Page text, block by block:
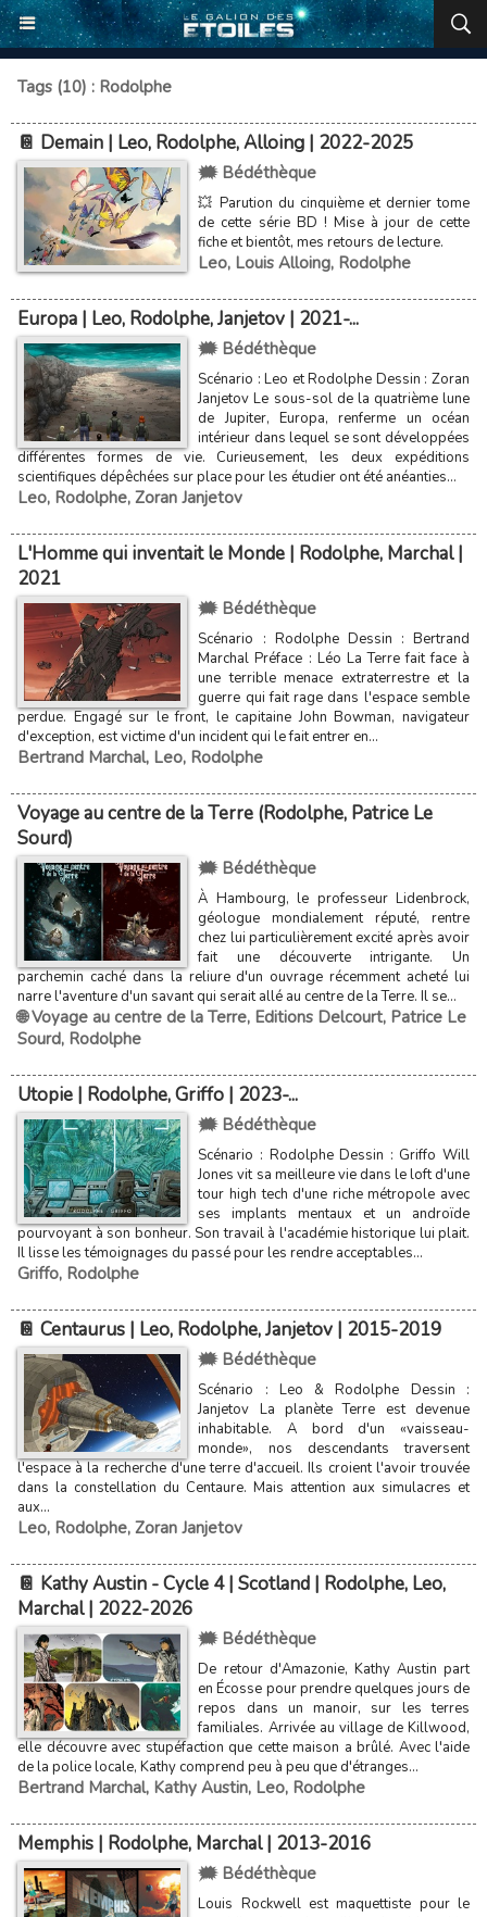
Tags (10) : Rodolphe
📔 Demain | Leo, Rodolphe, Alloing | 2022-2025
🗯️ Bédéthèque
💥 Parution du cinquième et dernier tome
de cette série BD ! Mise à jour de cette
fiche et bientôt, mes retours de lecture.
Leo, Louis Alloing, Rodolphe
Europa | Leo, Rodolphe, Janjetov | 2021-...
🗯️ Bédéthèque
Scénario : Leo et Rodolphe Dessin : Zoran
Janjetov Le sous-sol de la quatrième lune
de Jupiter, Europa, renferme un océan
intérieur dans lequel se sont développées
différentes formes de vie. Curieusement, les deux expéditions
scientifiques dépêchées sur place pour les étudier ont été anéanties...
Leo, Rodolphe, Zoran Janjetov
L'Homme qui inventait le Monde | Rodolphe, Marchal |
2021
🗯️ Bédéthèque
Scénario : Rodolphe Dessin : Bertrand
Marchal Préface : Léo La Terre fait face à
une terrible menace extraterrestre et la
guerre qui fait rage dans l'espace semble
perdue. Engagé sur le front, le capitaine John Bowman, navigateur
d'exception, est victime d'un incident qui le fait entrer en...
Bertrand Marchal, Leo, Rodolphe
Voyage au centre de la Terre (Rodolphe, Patrice Le
Sourd)
🗯️ Bédéthèque
À Hambourg, le professeur Lidenbrock,
géologue mondialement réputé, rentre
chez lui particulièrement excité après avoir
fait une découverte intrigante. Un
parchemin caché dans la reliure d'un ouvrage récemment acheté lui
narre l'aventure d'un savant qui serait allé au centre de la Terre. Il se...
🌐 Voyage au centre de la Terre, Editions Delcourt, Patrice Le
Sourd, Rodolphe
Utopie | Rodolphe, Griffo | 2023-...
🗯️ Bédéthèque
Scénario : Rodolphe Dessin : Griffo Will
Jones vit sa meilleure vie dans le loft d'une
tour high tech d'une riche métropole avec
ses implants mentaux et un androïde
pourvoyant à son bonheur. Son travail à l'académie historique lui plait.
Il lisse les témoignages du passé pour les rendre acceptables...
Griffo, Rodolphe
📔 Centaurus | Leo, Rodolphe, Janjetov | 2015-2019
🗯️ Bédéthèque
Scénario : Leo & Rodolphe Dessin :
Janjetov La planète Terre est devenue
inhabitable. A bord d'un «vaisseau-
monde», nos descendants traversent
l'espace à la recherche d'une terre d'accueil. Ils croient l'avoir trouvée
dans la constellation du Centaure. Mais attention aux simulacres et
aux...
Leo, Rodolphe, Zoran Janjetov
📔 Kathy Austin - Cycle 4 | Scotland | Rodolphe, Leo,
Marchal | 2022-2026
🗯️ Bédéthèque
De retour d'Amazonie, Kathy Austin part
en Écosse pour prendre quelques jours de
repos dans un manoir, sur les terres
familiales. Arrivée au village de Killwood,
elle découvre avec stupéfaction que cette maison a brûlé. Avec l'aide
de la police locale, Kathy comprend peu à peu que d'étranges...
Bertrand Marchal, Kathy Austin, Leo, Rodolphe
Memphis | Rodolphe, Marchal | 2013-2016
🗯️ Bédéthèque
Louis Rockwell est maquettiste pour le